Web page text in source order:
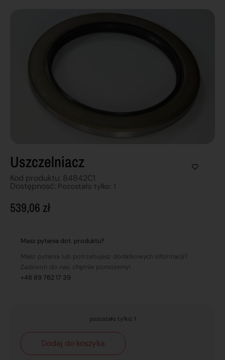
Uszczelniacz
Kod produktu: 84842C1
Dostępnosć: Pozostało tylko: 1
539,06 zł
Masz pytania dot. produktu?
Masz pytania lub potrzebujesz dodatkowych informacji?
Zadzwoń do nas, chętnie pomożemy!
+48 89 762 17 39
pozostało tylko: 1
Dodaj do koszyka